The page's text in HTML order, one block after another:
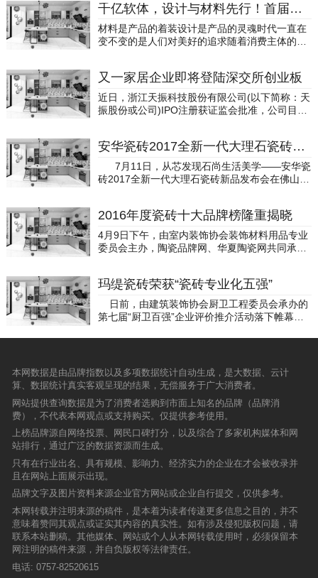
千亿软体，设计与材料先行！首届「南康软体家居设计与材料新品发布会」即将盛装亮相！
材料是产品的着装设计是产品的灵魂时代一直在
变不变的是人们对美好的追求随着消费主体的年
图的主阵地。然而，作为行业时尚潮流前沿地、
风向标的软体家居设计与材料却尚未在南康形成
风尚，亟待构筑新平台，凝聚起磅礴之力。佳兴·
软体材料中心历时百天蝶变，携手20+设计与材
设计与材料新品发布会”。10月8日，新品发布会
将以千款设计、万款材料同台发布向行业献礼，
开启南康千亿软体新纪元。平台大升级助力南康
家具破局更新一个业态，升级一个产业，蝶变一
软体家具产业供应链的发展完善，强势推动南康
软体家具的蝶变升级，助力南康冲刺5000亿产值
目标，致力完善南康软体研发、配色、打样、设
计、人才、选材等6大平台，缔造潮流风向标、
南康见所未见南康家具的核心竞争力，关键在于
供应链。因此，供应链的升级，势必推动南康产
业链、价值链的同步升级。如今，佳兴·软体材料
中心，品牌材料商家与设计研发机构已纷纷云
城市的软体材料设计与采购供应，引领南康软体
材料市场扬帆远航，一个国际化的南康软体家具
产业链即将孕育而生。首 届「南康软体家居设计
与材料新品发布会」即将盛装亮相!10月8日，千
与材料体验馆盛装开业，100+软体设计师赋能南
康软体家居，以设计、皮革、布艺、原辅材料、
软装、定制为主，将色彩、工艺和设计进行创新
融合，充分展示新技术、新创意、新理念、新趋
势，精品荟萃，全新业态，悉数登场，致力成为
南康软体家具材料新封面，打造中国下一个家具
材料中心。不惊艳，不谋面不至臻，不登场一场
中国南康高品质的软体家居材料盛会期待您的亲
临见证共襄盛事！
又一家居企业即将登陆深交所创业板
近日，浙江天振科技股份有限公司(以下简称：天
振股份或公司)IPO注册获证监会批准，公司目前
00万股，占发行后总股本比例不低于25%，保荐
机构为安信证券。天振股份本次拟募集资金137,
300.00万元，主要用于年产3000万平方米新型无
机材料复合地板智能化生产线项目;年产2500万
和补充流动资金。“天振股份”募资用途浙江天振
科技股份有限公司2003年1月16日成立，注册资
本9000万，法定代表人方庆华，公司实控人为方
庆华、朱彩琴，天振股份是国内新型PVC复合材
业务为新型PVC复合材料地板的研发、生产和销
售，具体产品包括木塑复合地板(WPC地板)、石
塑复合地板(SPC地板)、玻镁地板(MGO地板)、
塑晶地板(LVT地板)等。公司产品具有绿色环保、
特点，随着全球化战略的推进，公司不断的扩大
位一体的产业链，与全球多家知名专业建材商和
一线品牌商形成了长期战略合作伙伴。“天振股
份”2019~2021年营收情况2019至2021年，天振
股份近三年营收逐步保持递增水平，分别为17.2
8亿元、22.43亿元、31.8亿元；三年间归母净利
润分别为3.38亿元、3.72亿元、2.79亿元；公司
预估2022上半年营收约为16.08~19.01亿元，同
年营收预估天振股份表示，公司秉承“开发绿色材
料、追求卓越品质、维护和谐生态、构建环保家
园”的宗旨，执行“广纳行业专业人才、组建制胜
创业团队、增强研发创新实力、做大做强新型材
料”的经营方针，坚持“以创新汇聚卓越，以品牌
引领市场，成为行业领跑者及行业规范制定者”的
发展经营思路，积极贯彻“环保的理念、优质的产
品、健康的使用、便捷的服务”。公司继续以技术
为核心竞争力，通过持续的研发创新、生产工艺
安华瓷砖2017全新一代大理石瓷砖荣耀上市
7月11日，从芯发现石尚生活美学——安华瓷
砖2017全新一代大理石瓷砖新品发布会在佛山高
华瓷砖事业部总经理程振、来自全国各地的安华
瓷砖经销商战略合作伙伴以及包括陶瓷品牌网在
内的多家媒体。 此次推出的大理石瓷砖主要
有大板大理石瓷砖、通体大理石瓷砖、肌理釉大
代、简约的LOFT风格为主。 精雕细琢、追求
完美和精致品质，安华瓷砖一直致力于产品研发
和技术升级，多年来精心研发了釉下彩精印技
术、超精微辊印技术、5D幻彩喷墨技术、45°柔
耀上市，必将引领行业新发展。 发布会上，
乐华集团董事总经理谢总表示，安华瓷砖下半年
将继续发力。一是产品全面升级、结构不断优
化。二是产品开发实用性更强，以空间应用作为
产品开发新方向。三是重视发展渠道，进一步抢
占市场。乐华集团副总经理严总则在发布会中提
出，紧密结合发展实际，重新调整发展战略，突
出工作重点，让安华瓷砖做大做强！ 发布会
上，众多记者还对安华瓷砖事业部总经理程总、
理、安华瓷砖展示南区申总监进行了采
访。 事业部程总指出，现在生产通体大理石
瓷砖的品牌已经非常多，但是做精做细，有自己
创新力的品牌不多，安华瓷砖致力打造“石尚生活
美学”概念，安华瓷砖的通体大理石瓷砖，是大瓷
砖坯体与表面纹理颜色实现一致的大理石瓷砖升
2016年度瓷砖十大品牌榜隆重揭晓
4月9日下午，由室内装饰协会装饰材料用品专业
委员会主办，陶瓷品牌网、华夏陶瓷网共同承办
年时间的2016瓷砖十大品牌榜终于揭晓。据了
解，为检视建筑陶瓷企业和品牌的发展水平，贯
彻“扶优、扶强”的产业精神，催生建筑卫生陶瓷
领域的供应侧改革，引导品牌企业发扬“工匠精
神”，做专、做精、做好产品，引导经销商与品牌
业软实力的提升，室内装饰协会装饰材料用品专
业委员会在去年下半年启动了该活动。研究小组
在半年内先后走访了全国各地几十家陶瓷企业，
同时还深入厦门、苏州、上海、昆明、兰州、西
安、郑州、武汉、长沙、杭州、北京等城市的终
端卖场开展调研活动，收集一手资料。专家们恪
守第三方立场，秉承公开、透明的原则，结合网
络投票，从产品、渠道、规模、工程、公众、区
域、资本、产业、规模、专业、产区影响力，以
及国际化程度、企业社会责任等十三个单项项指
选出2016瓷砖十大品牌。以下是瓷砖十大品牌获
奖企业： 1，利家居陶瓷广东利家居陶瓷有限公
司始创于2004年,是目前国内知名的集科研、生
产、销售与服务于一体的专业化陶瓷企业。经过
多年的锐意进取，已成功跻身行业一线品牌竞争
玛缇瓷砖荣获“瓷砖专业化五强”
日前，由建筑装饰协会厨卫工程委员会承办的
第七届“厨卫百强”企业评价推介活动落下帷幕，
先行业的产品技术和消费者的良好口碑，在厨卫
瓷砖项目中跻身“瓷砖专业化5强”之列。
本网数据是由品牌指数以及多项数据统计自动生成，是大数据、云计
算、数据统计真实客观呈现的结果，无偿服务于广大消费者。
网站提供查询数据是为了消费者选购到市面上知名的品牌（品牌消
费），不代表本网观点或支持购买。仅提供参考使用。
上榜品牌源自网络投票、网民口碑打分，以及综合了多家机构媒体和网
站排行，通过广泛的数据资源而生成。
只有在行业出名、具有规模、影响力、经济实力的企业在才会被收录并
且在网站上面展示出现。
品牌文字及图片资料来源企业官方网站或企业自行提交，仅供参考。
本网转载并注明来源的稿件，是本着为读者传递更多信息之目的，并不
意味着赞同其观点或证实其内容的真实性。如有涉及侵犯版权问题，请
联系本站删稿。其他媒体、网站或个人从本网转载使用时，必须保留本
网注明的稿件来源，并自负版权等法律责任。
电话: 0757-82520615